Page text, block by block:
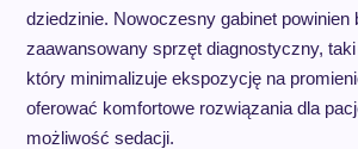
dziedzinie. Nowoczesny gabinet
zaawansowany sprzęt diagnostyczny,
który minimalizuje ekspozycję na
oferować komfortowe rozwiązania dla
możliwość sedacji.